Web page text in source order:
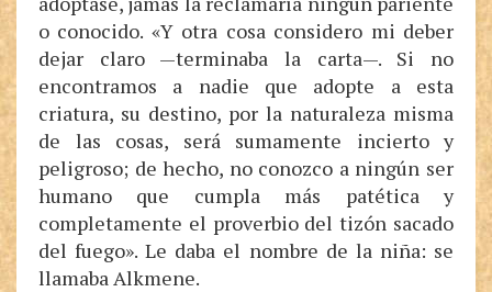
o conocido. «Y otra cosa considero mi deber
dejar claro —terminaba la carta—. Si no
encontramos a nadie que adopte a esta
criatura, su destino, por la naturaleza misma
de las cosas, será sumamente incierto y
peligroso; de hecho, no conozco a ningún ser
humano que cumpla más patética y
completamente el proverbio del tizón sacado
del fuego». Le daba el nombre de la niña: se
llamaba Alkmene.